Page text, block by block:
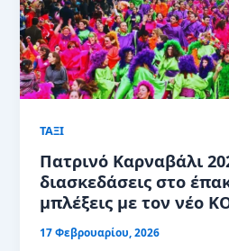
ΤΑΞΙ
Πατρινό Καρναβάλι
διασκεδάσεις στο
μπλέξεις με τον νέο
17 Φεβρουαρίου, 2026